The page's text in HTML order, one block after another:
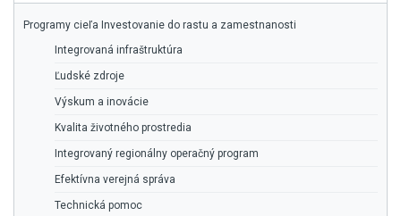
Programy cieľa Investovanie do rastu a zamestnanosti
Integrovaná infraštruktúra
Ľudské zdroje
Výskum a inovácie
Kvalita životného prostredia
Integrovaný regionálny operačný program
Efektívna verejná správa
Technická pomoc